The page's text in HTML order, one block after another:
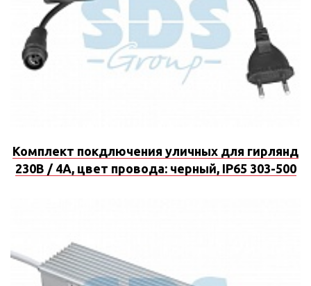
Комплект покдлючения уличных для гирлянд
230В / 4А, цвет провода: черный, IP65 303-500